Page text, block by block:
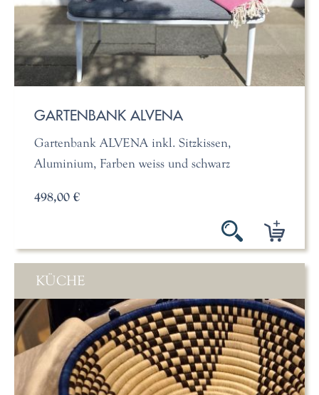
GARTENBANK ALVENA
Gartenbank ALVENA inkl. Sitzkissen,
Aluminium, Farben weiss und schwarz
498,00 €
KÜCHE